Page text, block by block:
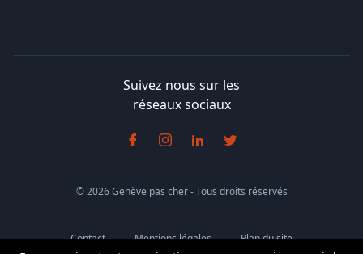
Suivez nous sur les
réseaux sociaux
© 2026 Genève pas cher - Tous droits réservés
Contact Mentions légales Plan du site